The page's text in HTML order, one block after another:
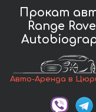
Прокат
Range
Авто-Аренда в